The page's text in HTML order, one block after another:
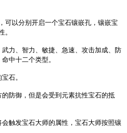
可以分别开启一个宝石镶嵌孔，镶嵌宝
。
力、智力、敏捷、急速、攻击加成、防
中十二个类型。
石。
防御，但是会受到元素抗性宝石的抵
触发宝石大师的属性，宝石大师按照镶